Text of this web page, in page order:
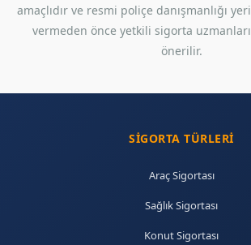
amaçlıdır ve resmi poliçe danışmanlığı
vermeden önce yetkili sigorta
önerilir.
SIGORTA TÜRLERI
Araç Sigortası
Sağlık Sigortası
Konut Sigortası